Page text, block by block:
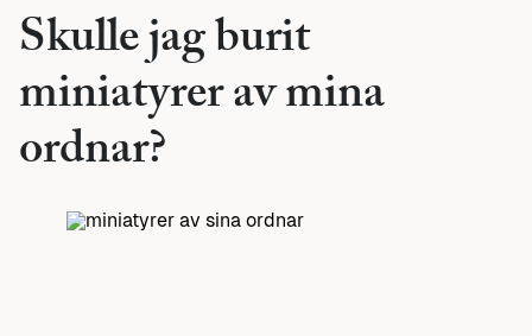
Skulle jag burit
miniatyrer av mina
ordnar?